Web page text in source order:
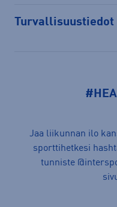
Turvallisuustiedot
Jaa liikunnan ilo
sporttihetkesi
tunniste